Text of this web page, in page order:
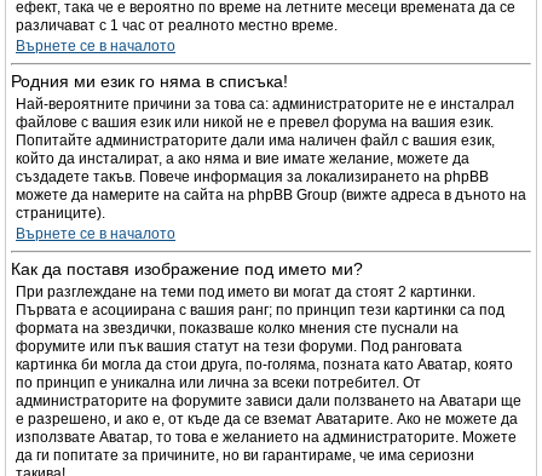
ефект, така че е вероятно по време на летните месеци времената да се
различават с 1 час от реалното местно време.
Върнете се в началото
Родния ми език го няма в списъка!
Най-вероятните причини за това са: администраторите не е инсталрал
файлове с вашия език или никой не е превел форума на вашия език.
Попитайте администраторите дали има наличен файл с вашия език,
който да инсталират, а ако няма и вие имате желание, можете да
създадете такъв. Повече информация за локализирането на phpBB
можете да намерите на сайта на phpBB Group (вижте адреса в дъното на
страниците).
Върнете се в началото
Как да поставя изображение под името ми?
При разглеждане на теми под името ви могат да стоят 2 картинки.
Първата е асоциирана с вашия ранг; по принцип тези картинки са под
формата на звездички, показваше колко мнения сте пуснали на
форумите или пък вашия статут на тези форуми. Под ранговата
картинка би могла да стои друга, по-голяма, позната като Аватар, която
по принцип е уникална или лична за всеки потребител. От
администраторите на форумите зависи дали ползването на Аватари ще
е разрешено, и ако е, от къде да се вземат Аватарите. Ако не можете да
използвате Аватар, то това е желанието на администраторите. Можете
да ги попитате за причините, но ви гарантираме, че има сериозни